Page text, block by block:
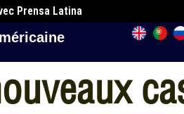
Prensa Latina